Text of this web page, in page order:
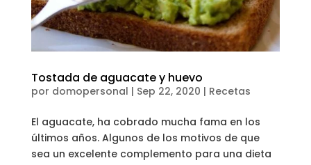
Tostada de aguacate y huevo
por domopersonal | Sep 22, 2020 | Recetas
El aguacate, ha cobrado mucha fama en los
últimos años. Algunos de los motivos de que
sea un excelente complemento para una dieta